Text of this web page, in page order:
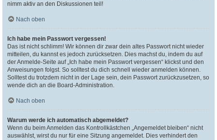
nimm aktiv an den Diskussionen teil!
Nach oben
Ich habe mein Passwort vergessen!
Das ist nicht schlimm! Wir können dir zwar dein altes Passwort nicht wieder
mitteilen, du kannst es jedoch zurücksetzen. Dies machst du, indem du auf
der Anmelde-Seite auf „Ich habe mein Passwort vergessen“ klickst und den
Anweisungen folgst. So solltest du dich schnell wieder anmelden können.
Solltest du trotzdem nicht in der Lage sein, dein Passwort zurückzusetzen, so
wende dich an die Board-Administration.
Nach oben
Warum werde ich automatisch abgemeldet?
Wenn du beim Anmelden das Kontrollkästchen „Angemeldet bleiben“ nicht
auswählst, wirst du nur für eine Sitzung angemeldet. Dies verhindert den